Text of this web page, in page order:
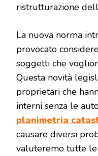
ristrutturazione
La nuova norma
provocato
soggetti che
Questa novità
proprietari che
interni senza le
planimetria
causare diversi
valuteremo tutte le